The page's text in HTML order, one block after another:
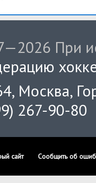
При
Москва,
267-90-80
сайт Сообщить об